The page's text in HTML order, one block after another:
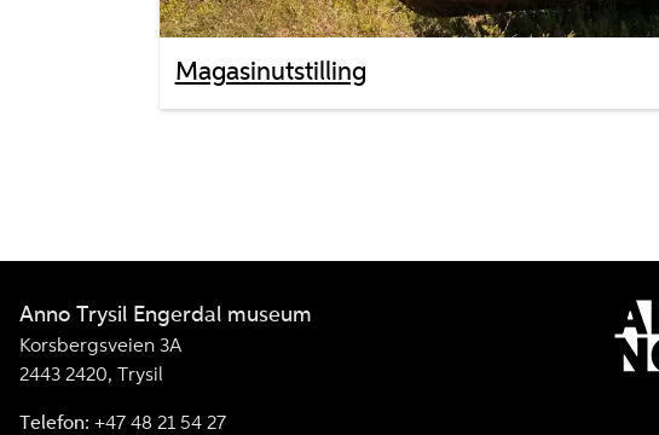
Magasinutstilling
Anno Trysil Engerdal museum
Korsbergsveien 3A
2443 2420, Trysil
Telefon: +47 48 21 54 27